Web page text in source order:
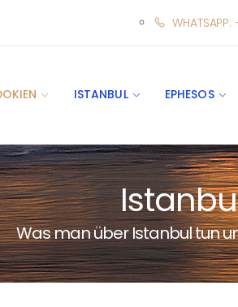
ISTANBUL EPHESOS
Was man über Istanbul tun